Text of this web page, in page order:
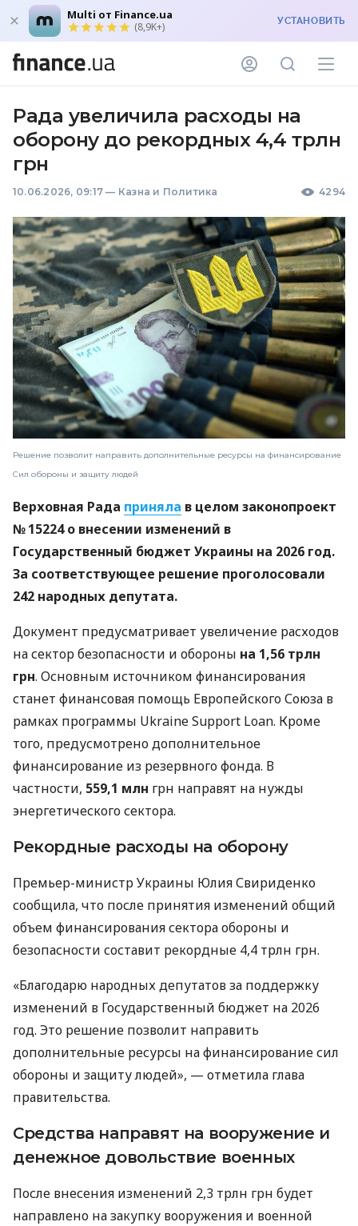
Multi от Finance.ua
(8,9K+) УСТАНОВИТЬ
Рада увеличила расходы на
оборону до рекордных 4,4 трлн
грн
10.06.2026, 09:17 — Казна и Политика 4294
Решение позволит направить дополнительные ресурсы на финансирование
Сил обороны и защиту людей
Верховная Рада приняла в целом законопроект
№ 15224 о внесении изменений в
Государственный бюджет Украины на 2026 год.
За соответствующее решение проголосовали
242 народных депутата.
Документ предусматривает увеличение расходов
на сектор безопасности и обороны на 1,56 трлн
грн. Основным источником финансирования
станет финансовая помощь Европейского Союза в
рамках программы Ukraine Support Loan. Кроме
того, предусмотрено дополнительное
финансирование из резервного фонда. В
частности, 559,1 млн грн направят на нужды
энергетического сектора.
Рекордные расходы на оборону
Премьер-министр Украины Юлия Свириденко
сообщила, что после принятия изменений общий
объем финансирования сектора обороны и
безопасности составит рекордные 4,4 трлн грн.
«Благодарю народных депутатов за поддержку
изменений в Государственный бюджет на 2026
год. Это решение позволит направить
дополнительные ресурсы на финансирование сил
обороны и защиту людей», — отметила глава
правительства.
Средства направят на вооружение и
денежное довольствие военных
После внесения изменений 2,3 трлн грн будет
направлено на закупку вооружения и военной